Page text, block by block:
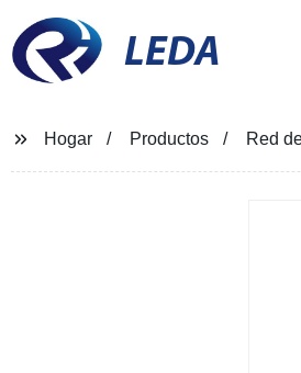
LEDA
Hogar Productos Red